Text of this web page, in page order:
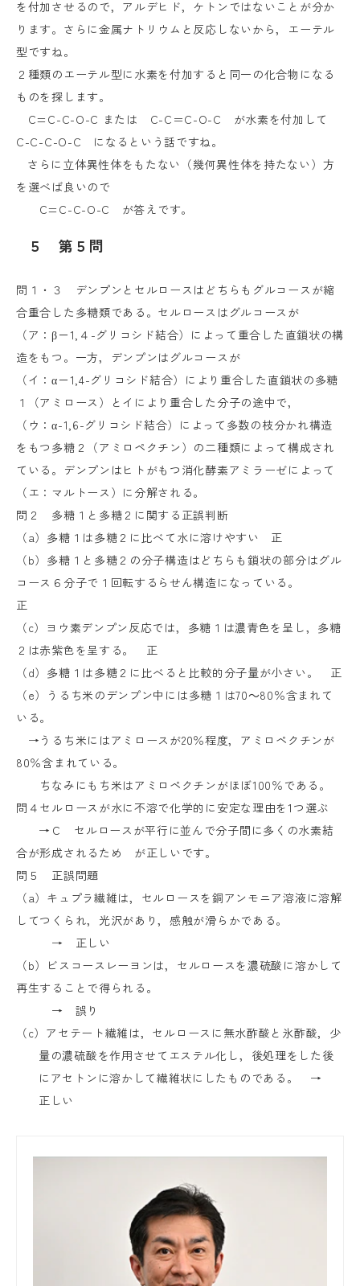
を付加させるので，アルデヒド，ケトンではないことが分か
ります。さらに金属ナトリウムと反応しないから，エーテル
型ですね。
２種類のエーテル型に水素を付加すると同一の化合物になる
ものを探します。
C=C-C-O-C または C-C ＝C-O-C が水素を付加して
C-C-C-O-C になるという話ですね。
さらに立体異性体をもたない（幾何異性体を持たない）方
を選べば良いので
C=C-C-O-C
が答えです。
５　第５問
問１・３ デンプンとセルロースはどちらもグルコースが縮
合重合した多糖類である。セルロースはグルコースが
（ア：β－1, ４ -グリコシド結合）によって重合した直鎖状の構
造をもつ。一方，デンプンはグルコースが
（イ：α－1,4-グリコシド結合）により重合した直鎖状の多糖
１（アミロース）とイにより重合した分子の途中で，
（ウ：α-1,6-グリコシド結合）によって多数の枝分かれ構造
をもつ多糖２（アミロペクチン）の二種類によって構成され
ている。デンプンはヒトがもつ消化酵素アミラーゼによって
（エ：マルトース）に分解される。
問２ 多糖１と多糖２に関する正誤判断
（a）多糖１は多糖２に比べて水に溶けやすい 正
（b）多糖１と多糖２の分子構造はどちらも鎖状の部分はグル
コース６分子で１回転するらせん構造になっている。
正
（c）ヨウ素デンプン反応では，多糖１は濃青色を呈し，多糖
２は赤紫色を呈する。 正
（d）多糖１は多糖２に比べると比較的分子量が小さい。 正
（e）うるち米のデンプン中には多糖１は70～80％含まれて
いる。
→うるち米にはアミロースが20％程度，アミロペクチンが
80％含まれている。
ちなみにもち米はアミロペクチンがほぼ100％である。
問４セルロースが水に不溶で化学的に安定な理由を1 つ選ぶ
→Ｃ セルロースが平行に並んで分子間に多くの水素結
合が形成されるため が正しいです。
問５ 正誤問題
（a）キュプラ繊維は，セルロースを銅アンモニア溶液に溶解
してつくられ，光沢があり，感触が滑らかである。
→ 正しい
（b）ビスコースレーヨンは，セルロースを濃硫酸に溶かして
再生することで得られる。
→ 誤り
（c）アセテート繊維は，セルロースに無水酢酸と氷酢酸，少
量の濃硫酸を作用させてエステル化し，後処理をした後
にアセトンに溶かして繊維状にしたものである。 →
正しい